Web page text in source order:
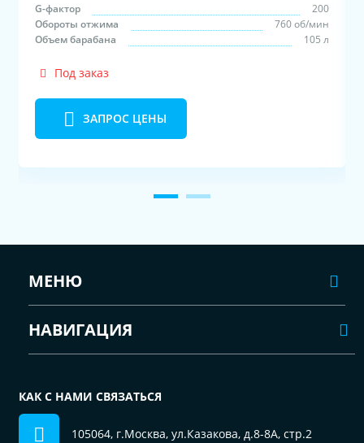
G-фактор
200
Обороты отжима
760 об/мин
Объем барабана
105 л
Под заказ
ЗАПРОС ЦЕНЫ
МЕНЮ
НАВИГАЦИЯ
КАК С НАМИ СВЯЗАТЬСЯ
105064, г.Москва, ул.Казакова, д.8-8А, стр.2